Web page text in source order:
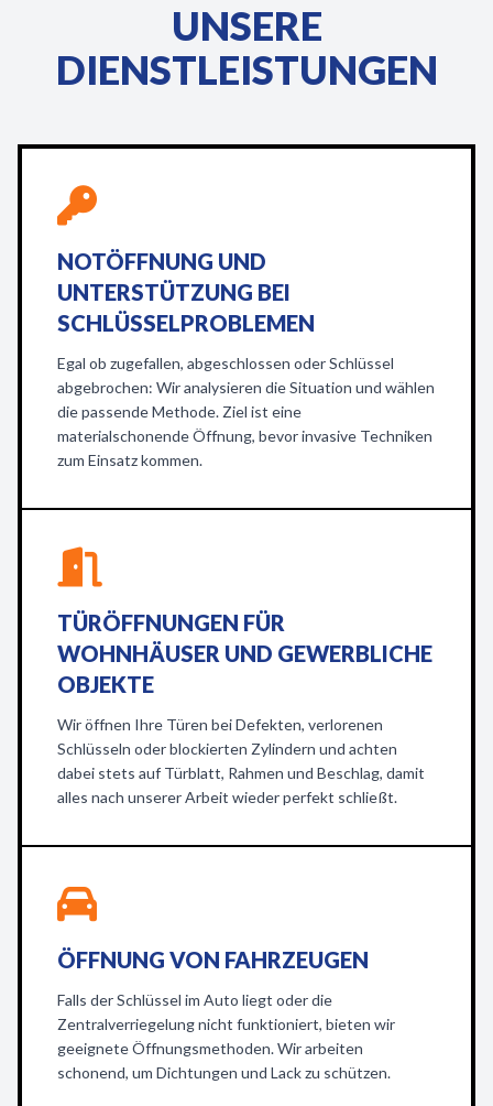
UNSERE
DIENSTLEISTUNGEN
NOTÖFFNUNG UND
UNTERSTÜTZUNG BEI
SCHLÜSSELPROBLEMEN
Egal ob zugefallen, abgeschlossen oder Schlüssel
abgebrochen: Wir analysieren die Situation und wählen
die passende Methode. Ziel ist eine
materialschonende Öffnung, bevor invasive Techniken
zum Einsatz kommen.
TÜRÖFFNUNGEN FÜR
WOHNHÄUSER UND GEWERBLICHE
OBJEKTE
Wir öffnen Ihre Türen bei Defekten, verlorenen
Schlüsseln oder blockierten Zylindern und achten
dabei stets auf Türblatt, Rahmen und Beschlag, damit
alles nach unserer Arbeit wieder perfekt schließt.
ÖFFNUNG VON FAHRZEUGEN
Falls der Schlüssel im Auto liegt oder die
Zentralverriegelung nicht funktioniert, bieten wir
geeignete Öffnungsmethoden. Wir arbeiten
schonend, um Dichtungen und Lack zu schützen.